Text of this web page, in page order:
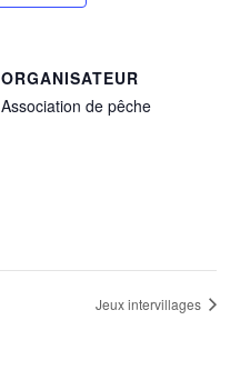
ORGANISATEUR
Association de pêche
Jeux intervillages